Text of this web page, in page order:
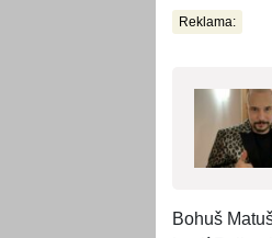
Reklama:
Bohuš